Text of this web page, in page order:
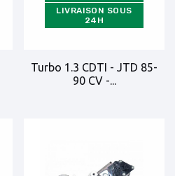
LIVRAISON SOUS
24H
Turbo 1.3 CDTI - JTD 85-
90 CV -...